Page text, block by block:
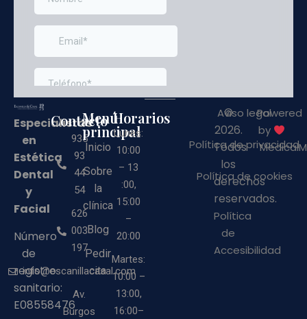
Especialistas
en
Estética
Dental
y
Facial
Número
de
registro
sanitario:
E08558476
Contacto
935
93
44
54
626
003
197
info@escanillacasal.com
Av.
Burgos
Menú
principal
Inicio
Sobre
la
clínica
Blog
Pedir
cita
Horarios
Lunes:
10:00
– 13
:00,
15:00
–
20:00
Martes:
10:00 –
13:00,
16:00–
Aviso legal
Política de privacidad
Política de cookies
©
2026.
Todos
los
derechos
reservados.
Política
de
Accesibilidad
Powered
by